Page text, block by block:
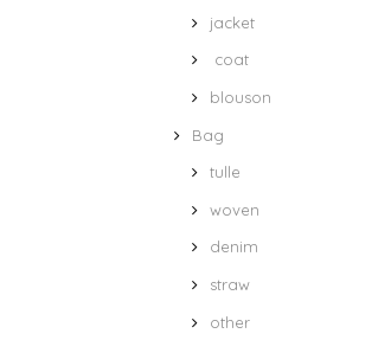
jacket
coat
blouson
Bag
tulle
woven
denim
straw
other